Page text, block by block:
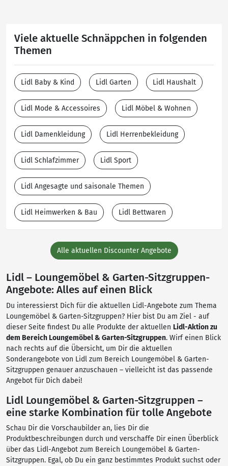
Viele aktuelle Schnäppchen in folgenden
Themen
Lidl Baby & Kind Lidl Garten Lidl Haushalt
Lidl Mode & Accessoires Lidl Möbel & Wohnen
Lidl Damenkleidung Lidl Herrenbekleidung
Lidl Schlafzimmer Lidl Sport
Lidl Angesagte und saisonale Themen
Lidl Heimwerken & Bau Lidl Bettwaren
Alle aktuellen Discounter Angebote
Lidl – Loungemöbel & Garten-Sitzgruppen-
Angebote: Alles auf einen Blick
Du interessierst Dich für die aktuellen Lidl-Angebote zum Thema
Loungemöbel & Garten-Sitzgruppen? Hier bist Du am Ziel - auf
dieser Seite findest Du alle Produkte der aktuellen Lidl-Aktion zu
dem Bereich Loungemöbel & Garten-Sitzgruppen. Wirf einen Blick
nach rechts auf die Übersicht, um Dir die aktuellen
Sonderangebote von Lidl zum Bereich Loungemöbel & Garten-
Sitzgruppen genauer anzuschauen – vielleicht ist das passende
Angebot für Dich dabei!
Lidl Loungemöbel & Garten-Sitzgruppen –
eine starke Kombination für tolle Angebote
Schau Dir die Vorschaubilder an, lies Dir die
Produktbeschreibungen durch und verschaffe Dir einen Überblick
über das Lidl-Angebot zum Bereich Loungemöbel & Garten-
Sitzgruppen. Egal, ob Du ein ganz bestimmtes Produkt suchst oder